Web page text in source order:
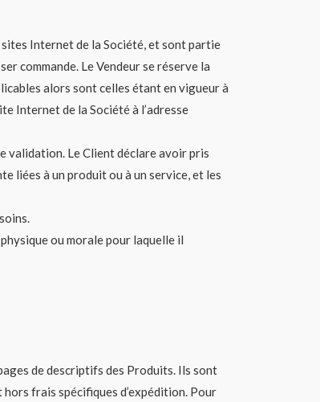
Internet de la Société, et sont partie
commande. Le Vendeur se réserve la
alors sont celles étant en vigueur à
Internet de la Société à l’adresse
validation. Le Client déclare avoir pris
liées à un produit ou à un service, et les
ou morale pour laquelle il
de descriptifs des Produits. Ils sont
frais spécifiques d’expédition. Pour